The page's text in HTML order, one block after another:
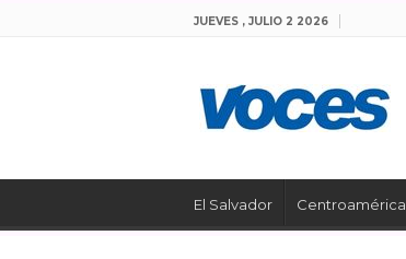
JUEVES , JULIO 2 2026
El Salvador Centroamérica